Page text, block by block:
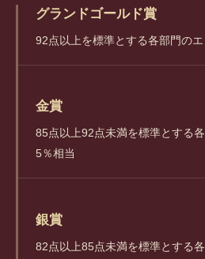
グランドゴールド賞
92点以上を標準とする各部門の
金賞
85点以上92点未満を標準とする
5％相当
銀賞
82点以上85点未満を標準とする